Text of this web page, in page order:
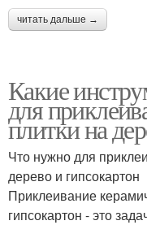
читать дальше →
Какие
для
плитки на
Что нужно для
дерево и гипсокартон
Приклеивание
гипсокартон - это